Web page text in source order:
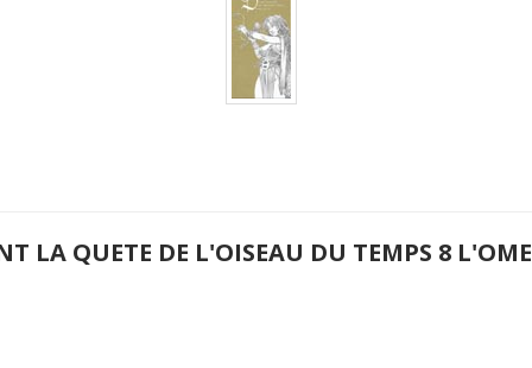
LA QUETE DE L'OISEAU DU TEMPS 8